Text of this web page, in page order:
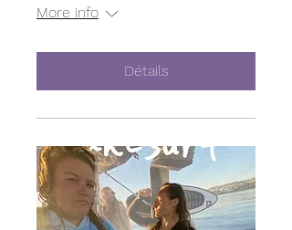
More info
Détails